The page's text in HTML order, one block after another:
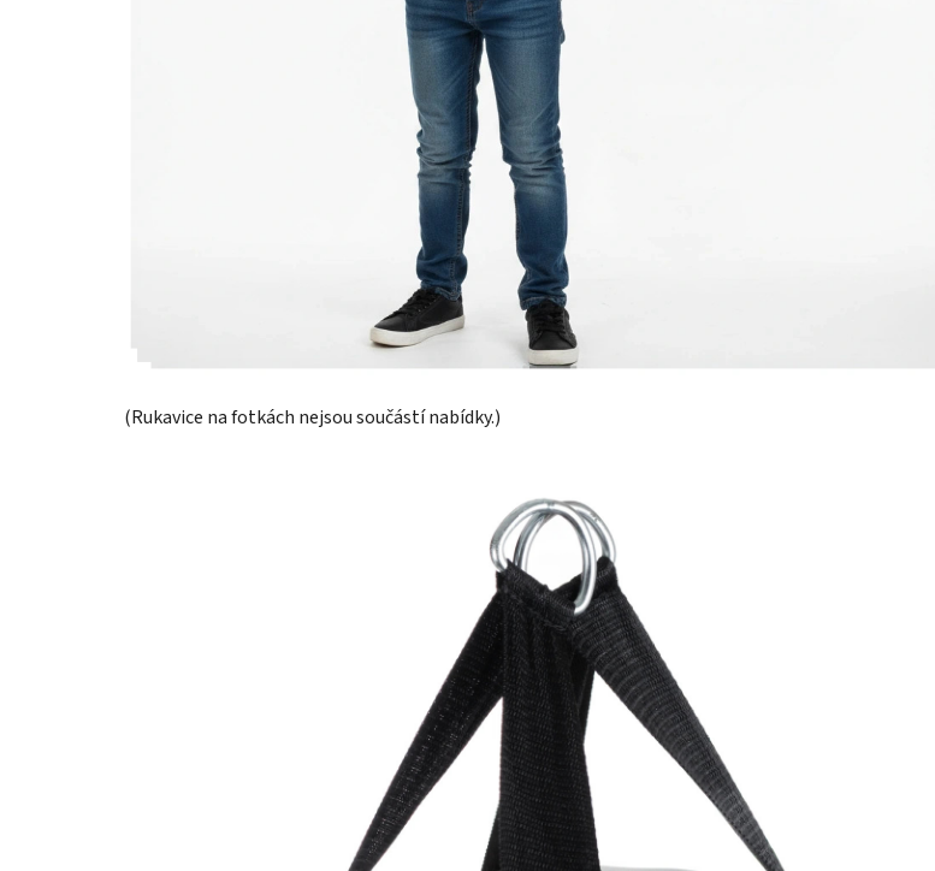
(Rukavice na fotkách nejsou součástí nabídky.)